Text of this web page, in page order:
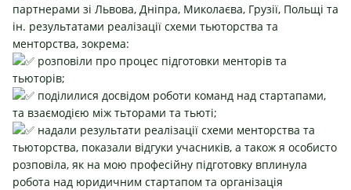
партнерами зі Львова, Дніпра, Миколаєва, Грузії, Польщі та
ін. результатами реалізації схеми тьюторства та
менторства, зокрема:
розповіли про процес підготовки менторів та
тьюторів;
поділилися досвідом роботи команд над стартапами,
та взаємодією між тьторами та тьюті;
надали результати реалізації схеми менторства та
тьюторства, показали відгуки учасників, а також я особисто
розповіла, як на мою професійну підготовку вплинула
робота над юридичним стартапом та організація